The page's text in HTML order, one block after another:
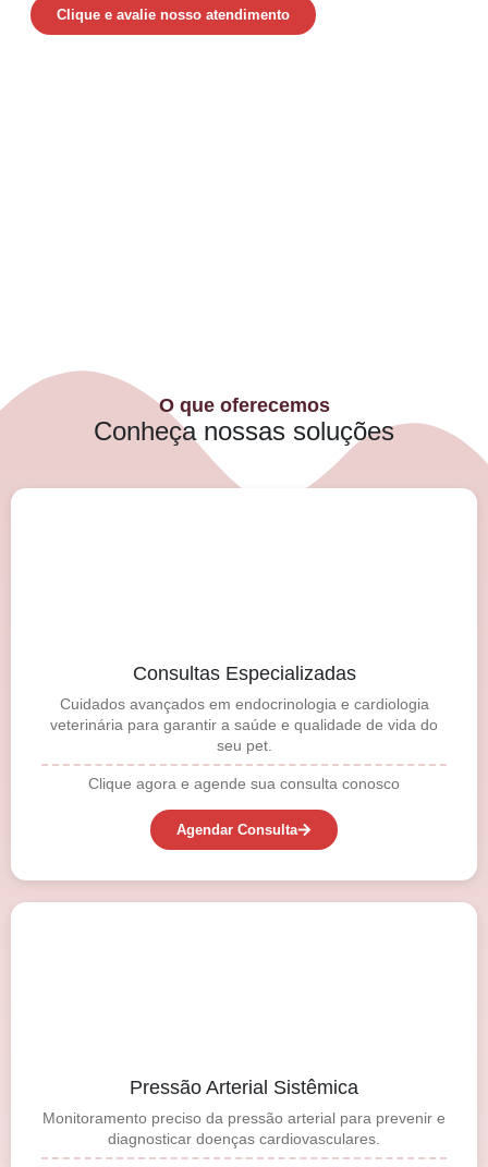
Clique e avalie nosso atendimento
O que oferecemos
Conheça nossas soluções
Consultas Especializadas
Cuidados avançados em endocrinologia e cardiologia
veterinária para garantir a saúde e qualidade de vida do
seu pet.
Clique agora e agende sua consulta conosco
Agendar Consulta
Pressão Arterial Sistêmica
Monitoramento preciso da pressão arterial para prevenir e
diagnosticar doenças cardiovasculares.